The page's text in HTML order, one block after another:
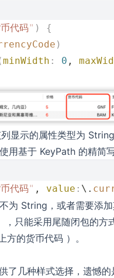
代码" )
{
)
minWidth : 0 ,
显示的属性类型为
用基于 KeyPath 的精简
代码" , value : \.
为 String，或者需要添
，只能采用尾随闭包的方
的货币代码 ）。
了几种样式选择，遗憾的